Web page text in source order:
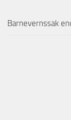
Barnevernssak